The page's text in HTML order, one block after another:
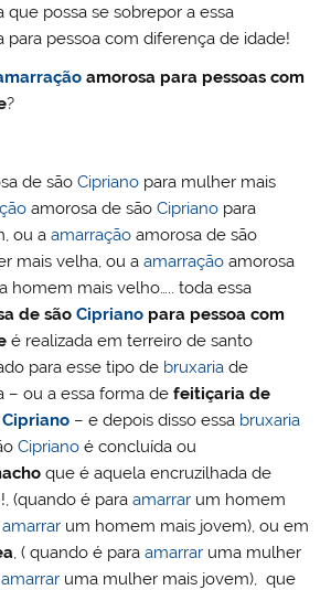
que possa se sobrepor a essa
para pessoa com diferença de idade!
amorosa para pessoas com
?
de sãoCipriano para mulher mais
amorosa de sãoCipriano para
ou aamarração amorosa de são
mais velha, ou aamarração amorosa
homem mais velho….. toda essa
de sãoCipriano para pessoa com
é realizada em terreiro de santo
para esse tipo de bruxaria de
– ou a essa forma defeitiçaria de
Cipriano – e depois disso essa bruxaria
Cipriano é concluída ou
que é aquela encruzilhada de
(quando é paraamarrar um homem
amarrar um homem mais jovem), ou em
, ( quando é paraamarrar uma mulher
amarrar uma mulher mais jovem), que